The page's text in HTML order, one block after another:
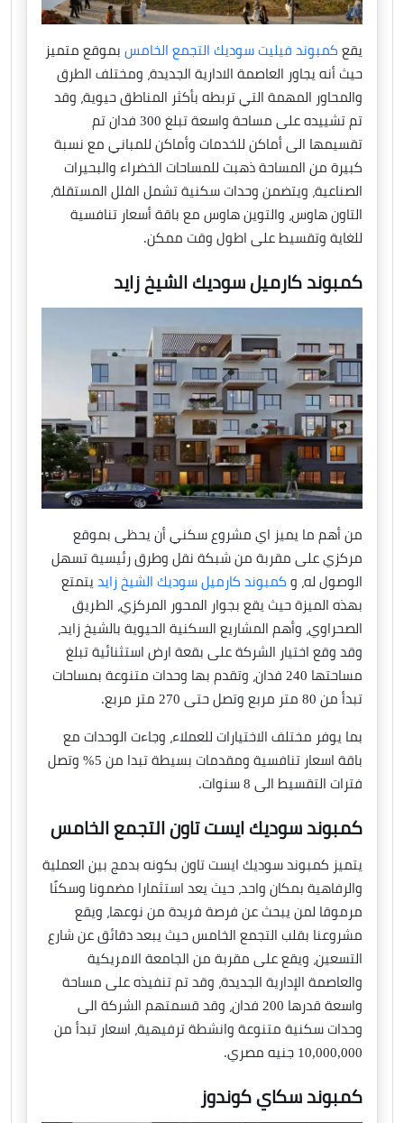
يقع كمبوند فيليت سوديك التجمع الخامس بموقع متميز
حيث أنه يجاور العاصمة الادارية الجديدة، ومختلف الطرق
والمحاور المهمة التي تربطه بأكثر المناطق حيوية، وقد
تم تشييده على مساحة واسعة تبلغ 300 فدان تم
تقسيمها الى أماكن للخدمات وأماكن للمباني مع نسبة
كبيرة من المساحة ذهبت للمساحات الخضراء والبحيرات
الصناعية، ويتضمن وحدات سكنية تشمل الفلل المستقلة،
التاون هاوس، والتوين هاوس مع باقة أسعار تنافسية
للغاية وتقسيط على اطول وقت ممكن.
كمبوند كارميل سوديك الشيخ زايد
من أهم ما يميز اي مشروع سكني أن يحظى بموقع
مركزي على مقربة من شبكة نقل وطرق رئيسية تسهل
الوصول له، و كمبوند كارميل سوديك الشيخ زايد يتمتع
بهذه الميزة حيث يقع بجوار المحور المركزي، الطريق
الصحراوي، وأهم المشاريع السكنية الحيوية بالشيخ زايد،
وقد وقع اختيار الشركة على بقعة ارض استثنائية تبلغ
مساحتها 240 فدان، وتقدم بها وحدات متنوعة بمساحات
تبدأ من 80 متر مربع وتصل حتى 270 متر مربع.
بما يوفر مختلف الاختيارات للعملاء، وجاءت الوحدات مع
باقة اسعار تنافسية ومقدمات بسيطة تبدا من 5% وتصل
فترات التقسيط الى 8 سنوات.
كمبوند سوديك ايست تاون التجمع الخامس
يتميز كمبوند سوديك ايست تاون بكونه بدمج بين العملية
والرفاهية بمكان واحد، حيث يعد استثمارا مضمونا وسكنًا
مرموقا لمن يبحث عن فرصة فريدة من نوعها، ويقع
مشروعنا بقلب التجمع الخامس حيث يبعد دقائق عن شارع
التسعين، ويقع على مقربة من الجامعة الامريكية
والعاصمة الإدارية الجديدة، وقد تم تنفيذه على مساحة
واسعة قدرها 200 فدان، وقد قسمتهم الشركة الى
وحدات سكنية متنوعة وانشطة ترفيهية، اسعار تبدأ من
10,000,000 جنيه مصري.
كمبوند سكاي كوندوز